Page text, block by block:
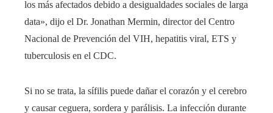
los más afectados debido a desigualdades sociales de larga
data», dijo el Dr. Jonathan Mermin, director del Centro
Nacional de Prevención del VIH, hepatitis viral, ETS y
tuberculosis en el CDC.
Si no se trata, la sífilis puede dañar el corazón y el cerebro
y causar ceguera, sordera y parálisis. La infección durante